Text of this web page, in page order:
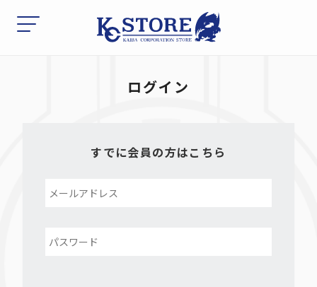
ログイン
すでに会員の方はこちら